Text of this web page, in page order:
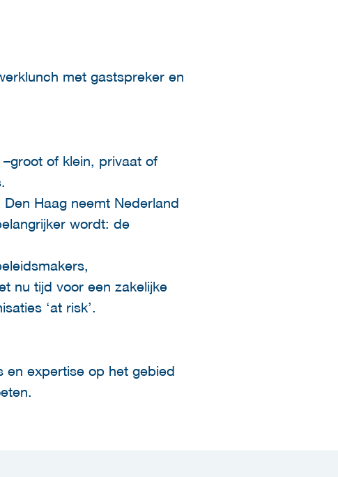
met gastspreker en
of klein, privaat of
Haag neemt Nederland
wordt: de
nu tijd voor een zakelijke
‘at risk’.
en expertise op het gebied